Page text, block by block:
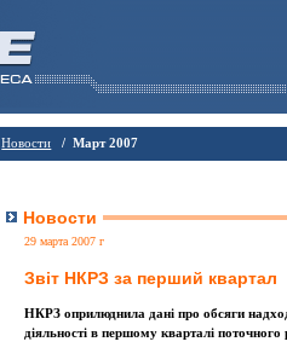
Новости / Март 2007
Новости
29 марта 2007 г
Звіт НКРЗ за перший квартал
НКРЗ оприлюднила дані про обсяги
діяльності в першому кварталі